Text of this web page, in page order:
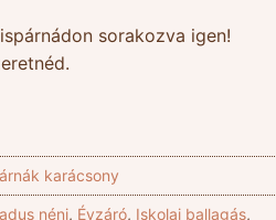
sorakozva igen!
karácsony
néni, Évzáró, Iskolai ballagás,